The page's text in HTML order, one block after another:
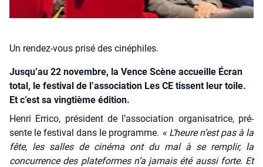
Un rendez-vous prisé des cinéphiles.
Jusqu’au 22 novembre, la Vence Scène accueille Écran
total, le festival de l’association Les CE tissent leur toile.
Et c’est sa vingtième édition.
Hen­ri Erri­co, pré­sident de l’as­so­cia­tion orga­ni­sa­trice, pré­
sente le fes­ti­val dans le pro­gramme. « L’heure n’est pas à la
fête, les salles de ciné­ma ont du mal à se rem­plir, la
concur­rence des pla­te­formes n’a jamais été aus­si forte. Et